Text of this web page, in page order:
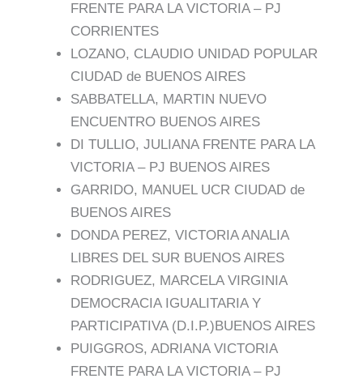
FRENTE PARA LA VICTORIA – PJ
CORRIENTES
LOZANO, CLAUDIO UNIDAD POPULAR
CIUDAD de BUENOS AIRES
SABBATELLA, MARTIN NUEVO
ENCUENTRO BUENOS AIRES
DI TULLIO, JULIANA FRENTE PARA LA
VICTORIA – PJ BUENOS AIRES
GARRIDO, MANUEL UCR CIUDAD de
BUENOS AIRES
DONDA PEREZ, VICTORIA ANALIA
LIBRES DEL SUR BUENOS AIRES
RODRIGUEZ, MARCELA VIRGINIA
DEMOCRACIA IGUALITARIA Y
PARTICIPATIVA (D.I.P.)BUENOS AIRES
PUIGGROS, ADRIANA VICTORIA
FRENTE PARA LA VICTORIA – PJ